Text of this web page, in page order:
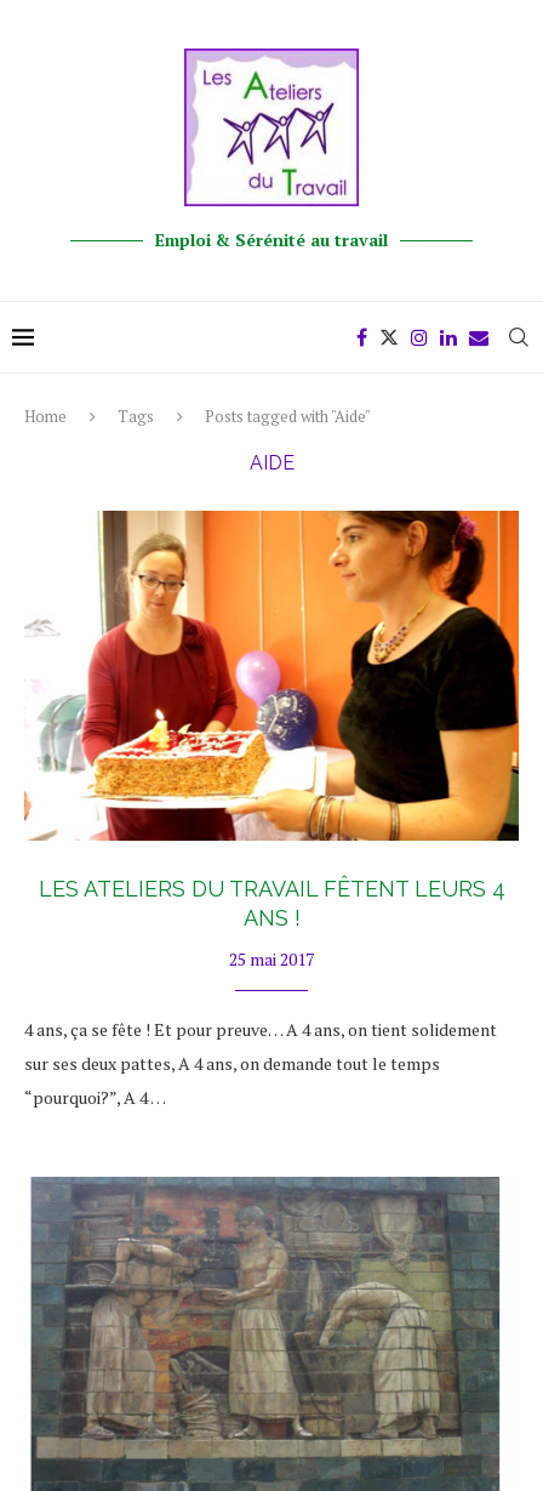
Emploi & Sérénité au travail
Home Tags Posts tagged with "Aide"
AIDE
LES ATELIERS DU TRAVAIL FÊTENT LEURS 4
ANS !
25 mai 2017
4 ans, ça se fête ! Et pour preuve… A 4 ans, on tient solidement
sur ses deux pattes, A 4 ans, on demande tout le temps
“pourquoi?”, A 4 …